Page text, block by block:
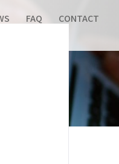
FAQ CONTACT